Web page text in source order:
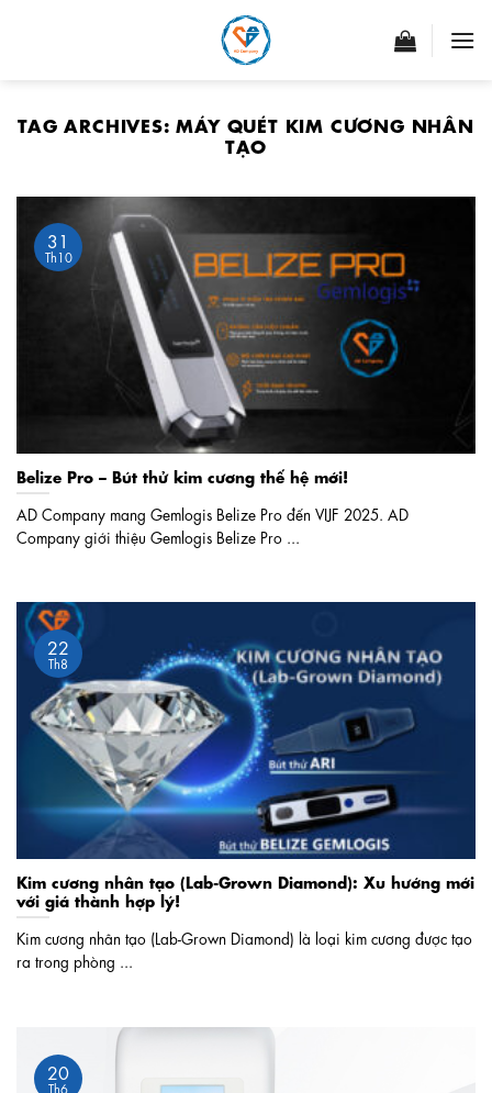
TAG ARCHIVES:MÁY QUÉT KIM CƯƠNG NHÂN
TẠO
Belize Pro – Bút thử kim cương thế hệ mới!
AD Company mang Gemlogis Belize Pro đến VIJF 2025. AD
Company giới thiệu Gemlogis Belize Pro ...
31
Th10
Kim cương nhân tạo (Lab-Grown Diamond): Xu hướng mới
với giá thành hợp lý!
Kim cương nhân tạo (Lab-Grown Diamond) là loại kim cương được tạo
ra trong phòng ...
22
Th8
20
Th6